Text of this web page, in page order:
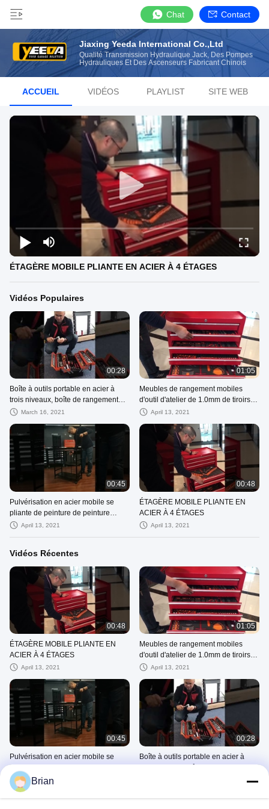
Chat Contact
Jiaxing Yeeda International Co.,Ltd
Qualité Transmission Hydraulique Jack, Des Pompes
Hydrauliques Et Des Ascenseurs Fabricant Chinois
ACCUEIL VIDÉOS PLAYLIST SITE WEB
ÉTAGÈRE MOBILE PLIANTE EN ACIER À 4 ÉTAGES
Vidéos Populaires
00:28
Boîte à outils portable en acier à
trois niveaux, boîte de rangement
multifonctionnelle pour matériel
March 16, 2021
01:05
Meubles de rangement mobiles
d'outil d'atelier de 1.0mm de tiroirs
rouges de 7
April 13, 2021
00:45
Pulvérisation en acier mobile se
pliante de peinture de peinture
d'unité de rayonnage de 4 couches
April 13, 2021
00:48
ÉTAGÈRE MOBILE PLIANTE EN
ACIER À 4 ÉTAGES
April 13, 2021
Vidéos Récentes
00:48
ÉTAGÈRE MOBILE PLIANTE EN
ACIER À 4 ÉTAGES
April 13, 2021
01:05
Meubles de rangement mobiles
d'outil d'atelier de 1.0mm de tiroirs
rouges de 7
April 13, 2021
00:45
Pulvérisation en acier mobile se
pliante de peinture de peinture
d'unité de rayonnage de 4 couches
noires
April 13, 2021
00:28
Boîte à outils portable en acier à
Brian